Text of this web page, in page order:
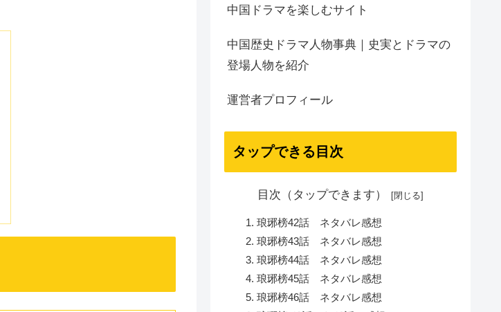
中国ドラマを楽しむサイト
中国歴史ドラマ人物事典｜史実とドラマの
登場人物を紹介
運営者プロフィール
タップできる目次
目次（タップできます）
琅琊榜42話 ネタバレ感想
琅琊榜43話 ネタバレ感想
琅琊榜44話 ネタバレ感想
琅琊榜45話 ネタバレ感想
琅琊榜46話 ネタバレ感想